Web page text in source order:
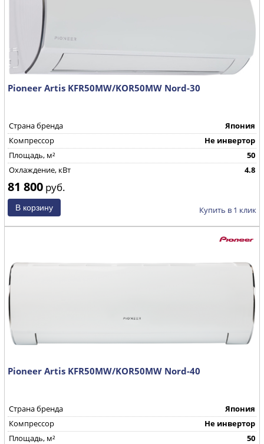
Pioneer Artis KFR50MW/KOR50MW Nord-30
Страна бренда
Япония
Компрессор
Не инвертор
Площадь, м²
50
Охлаждение, кВт
4.8
81 800 руб.
Купить в 1 клик
Pioneer Artis KFR50MW/KOR50MW Nord-40
Страна бренда
Япония
Компрессор
Не инвертор
Площадь, м²
50